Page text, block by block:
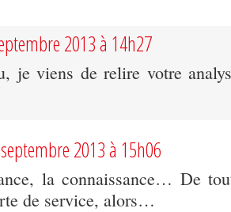
2013 à 14h27
je viens de relire votre
2013 à 15h06
la connaissance… De
de service, alors…